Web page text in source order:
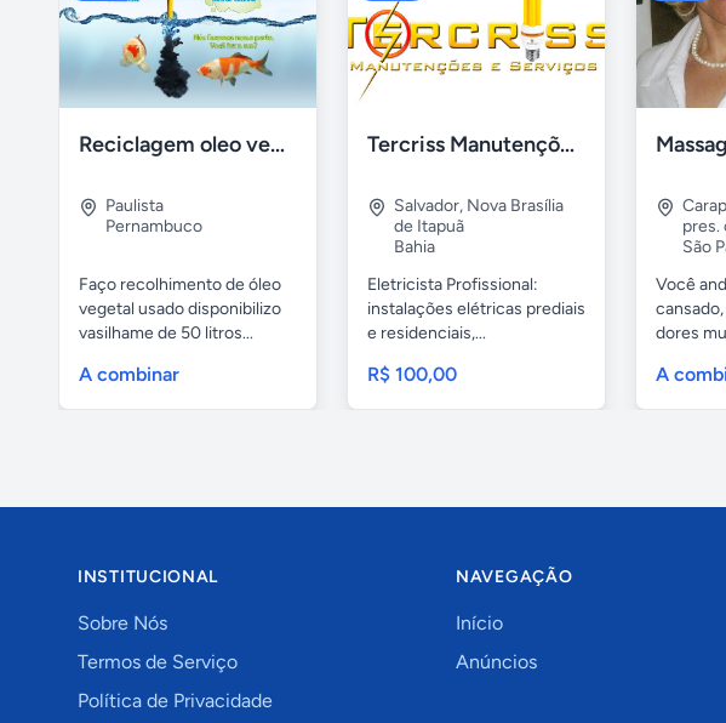
Reciclagem oleo vegetal
Paulista
Pernambuco
Faço recolhimento de óleo
vegetal usado disponibilizo
vasilhame de 50 litros...
A combinar
Tercriss Manutenções e Serviços
Salvador, Nova Brasília
de Itapuã
Bahia
Eletricista Profissional:
instalações elétricas prediais
e residenciais,...
R$ 100,00
pres.
São
Você
dores
A
INSTITUCIONAL
Sobre Nós
Termos de Serviço
Política de Privacidade
NAVEGAÇÃO
Início
Anúncios